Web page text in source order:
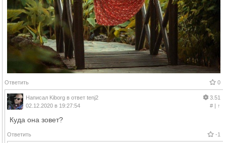
Ответить 0
Написал Kiborg в ответ tenj2
02.12.2020 в 19:27:54
3.51
#| ↑
Куда она зовет?
Ответить -1